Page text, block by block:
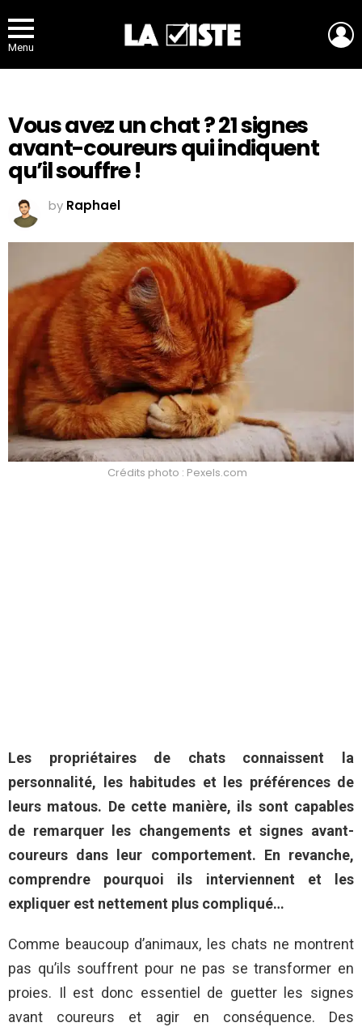
Menu
Vous avez un chat ? 21 signes
avant-coureurs qui indiquent
qu’il souffre !
by Raphael
Crédits photo : Pexels.com
Les propriétaires de chats connaissent la
personnalité, les habitudes et les préférences de
leurs matous. De cette manière, ils sont capables
de remarquer les changements et signes avant-
coureurs dans leur comportement. En revanche,
comprendre pourquoi ils interviennent et les
expliquer est nettement plus compliqué…
Comme beaucoup d’animaux, les chats ne montrent
pas qu’ils souffrent pour ne pas se transformer en
proies. Il est donc essentiel de guetter les signes
avant coureurs et agir en conséquence. Des